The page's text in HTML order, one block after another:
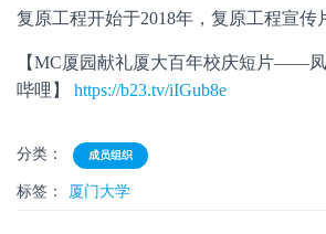
复原工程开始于2018年，复原工程宣传
【MC厦园献礼厦大百年校庆短片——
哔哩】 https://b23.tv/iIGub8e
分类： 成员组织
标签： 厦门大学